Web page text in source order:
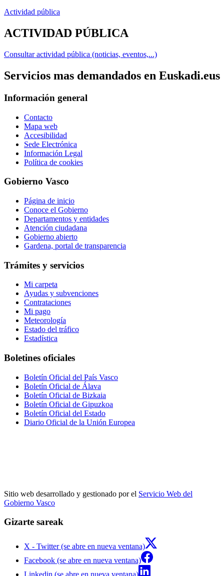
Actividad pública
ACTIVIDAD PÚBLICA
Consultar actividad pública (noticias, eventos,...)
Servicios mas demandados en Euskadi.eus
Información general
Contacto
Mapa web
Accesibilidad
Sede Electrónica
Información Legal
Política de cookies
Gobierno Vasco
Página de inicio
Conoce el Gobierno
Departamentos y entidades
Atención ciudadana
Gobierno abierto
Gardena, portal de transparencia
Trámites y servicios
Mi carpeta
Ayudas y subvenciones
Contrataciones
Mi pago
Meteorología
Estado del tráfico
Estadística
Boletines oficiales
Boletín Oficial del País Vasco
Boletín Oficial de Álava
Boletín Oficial de Bizkaia
Boletín Oficial de Gipuzkoa
Boletín Oficial del Estado
Diario Oficial de la Unión Europea
Sitio web desarrollado y gestionado por el Servicio Web del
Gobierno Vasco
Gizarte sareak
X - Twitter (se abre en nueva ventana)
Facebook (se abre en nueva ventana)
Linkedin (se abre en nueva ventana)